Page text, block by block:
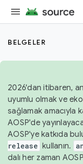
BELGELER
2026'dan itibaren,
uyumlu olmak ve
sağlamak amacıyla
AOSP'de
AOSP'ye katkıda
release kullanın.
dalı her zaman